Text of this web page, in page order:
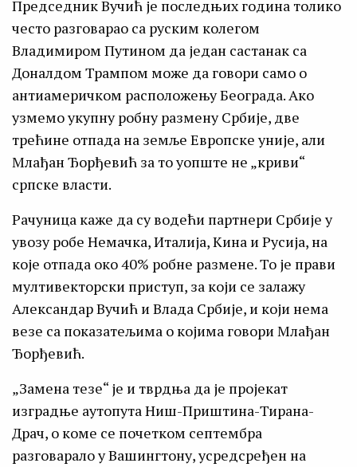
Председник Вучић је последњих година толико
често разговарао са руским колегом
Владимиром Путином да један састанак са
Доналдом Трампом може да говори само о
антиамеричком расположењу Београда. Ако
узмемо укупну робну размену Србије, две
трећине отпада на земље Европске уније, али
Млађан Ђорђевић за то уопште не „криви“
српске власти.
Рачуница каже да су водећи партнери Србије у
увозу робе Немачка, Италија, Кина и Русија, на
које отпада око 40% робне размене. То је прави
мултивекторски приступ, за који се залажу
Александар Вучић и Влада Србије, и који нема
везе са показатељима о којима говори Млађан
Ђорђевић.
„Замена тезе“ је и тврдња да је пројекат
изградње аутопута Ниш-Приштина-Тирана-
Драч, о коме се почетком септембра
разговарало у Вашингтону, усредсређен на